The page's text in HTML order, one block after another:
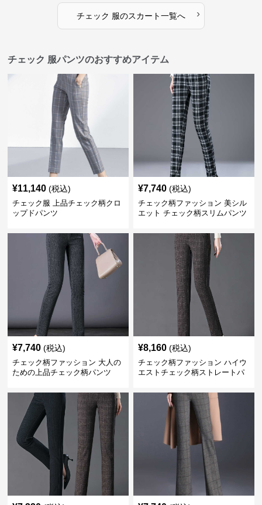
チェック 服のスカート一覧へ ›
チェック 服パンツのおすすめアイテム
¥11,140 (税込)
チェック服 上品チェック柄クロ
ップドパンツ
¥7,740 (税込)
チェック柄ファッション 美シル
エット チェック柄スリムパンツ
¥7,740 (税込)
チェック柄ファッション 大人の
ための上品チェック柄パンツ
¥8,160 (税込)
チェック柄ファッション ハイウ
エストチェック柄ストレートパ